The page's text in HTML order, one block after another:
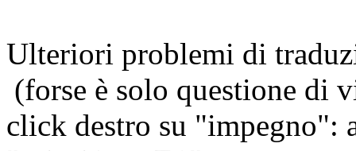
Ulteriori problemi di
(forse è solo questione di
click destro su "impegno":